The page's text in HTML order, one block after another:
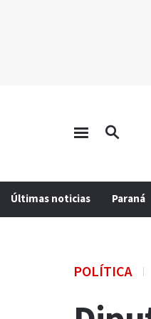
Últimas noticias Paraná
POLÍTICA